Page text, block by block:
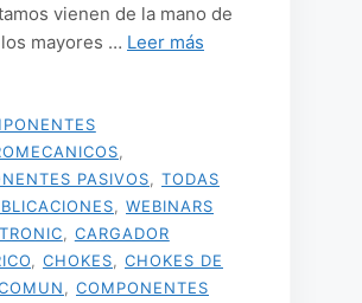
vienen de la mano de
mayores … Leer más
PASIVOS
TODAS
WEBINARS
CARGADOR
CHOKES
CHOKES DE
COMPONENTES